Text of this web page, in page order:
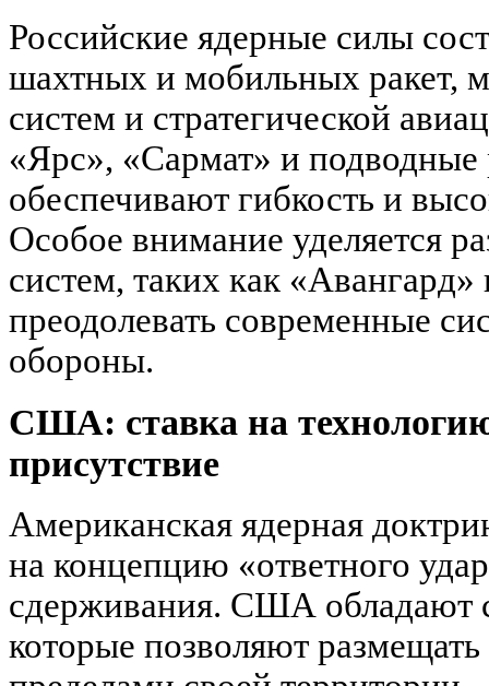
Российские ядерные силы
шахтных и мобильных ракет,
систем и стратегической
«Ярс», «Сармат» и
обеспечивают гибкость и
Особое внимание уделяется
систем, таких как
преодолевать современные
обороны.
США: ставка на
присутствие
Американская ядерная
на концепцию «ответного
сдерживания. США обладают
которые позволяют размещать